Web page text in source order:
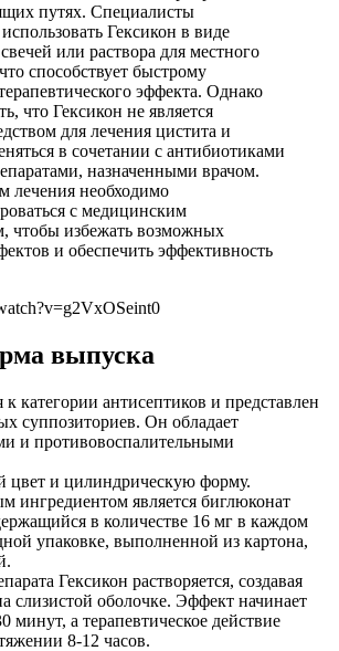
путях. Специалисты
Гексикон в виде
или раствора для местного
способствует быстрому
эффекта. Однако
что Гексикон не является
для лечения цистита и
в сочетании с антибиотиками
назначенными врачом.
лечения необходимо
с медицинским
чтобы избежать возможных
и обеспечить эффективность
выпуска
к категории антисептиков и представлен
суппозиториев. Он обладает
и противовоспалительными
цвет и цилиндрическую форму.
ингредиентом является биглюконат
в количестве 16 мг в каждом
упаковке, выполненной из картона,
Гексикон растворяется, создавая
слизистой оболочке. Эффект начинает
минут, а терапевтическое действие
8-12 часов.